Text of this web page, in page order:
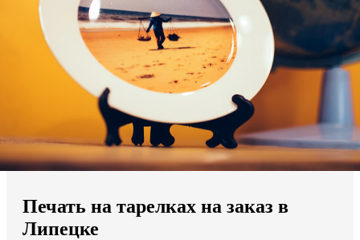
Мы доставляем по всему миру
Продолжить без города
Печать на тарелках на заказ в
Липецке